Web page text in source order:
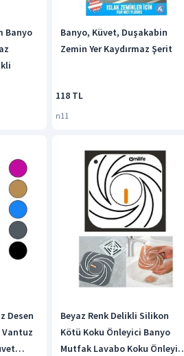
Banyo
Banyo, Küvet, Duşakabin
Zemin Yer Kaydırmaz Şerit
118 TL
n11
Desen
Vantuz
Beyaz Renk Delikli Silikon
Kötü Koku Önleyici Banyo
Mutfak Lavabo Koku Önleyici